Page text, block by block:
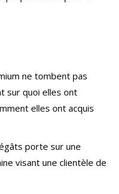
ne tombent pas
sur quoi elles ont
elles ont acquis
porte sur une
visant une clientèle de